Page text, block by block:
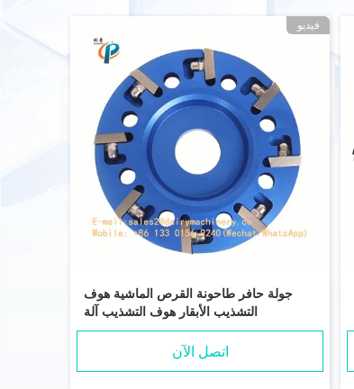
فيديو
جولة حافر طاحونة القرص الماشية هوف
التشذيب الأبقار هوف التشذيب آلة
اتصل الآن